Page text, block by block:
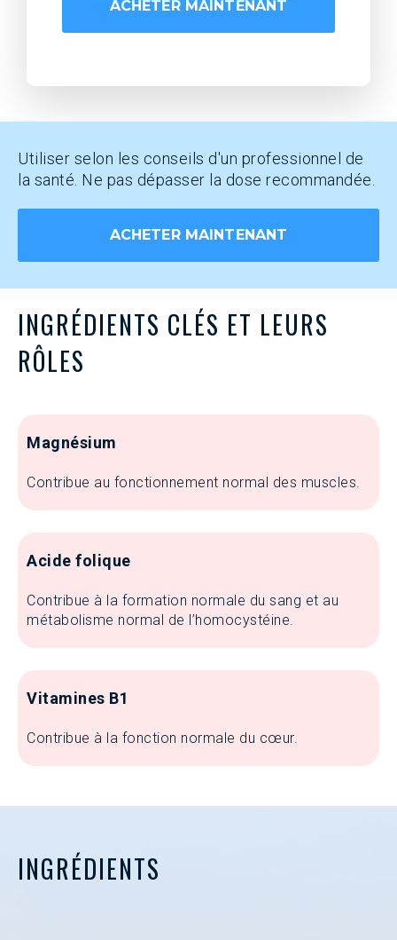
ACHETER MAINTENANT
Utiliser selon les conseils d'un professionnel de
la santé. Ne pas dépasser la dose recommandée.
ACHETER MAINTENANT
INGRÉDIENTS CLÉS ET LEURS
RÔLES
Magnésium
Contribue au fonctionnement normal des muscles.
Acide folique
Contribue à la formation normale du sang et au
métabolisme normal de l’homocystéine.
Vitamines B1
Contribue à la fonction normale du cœur.
INGRÉDIENTS